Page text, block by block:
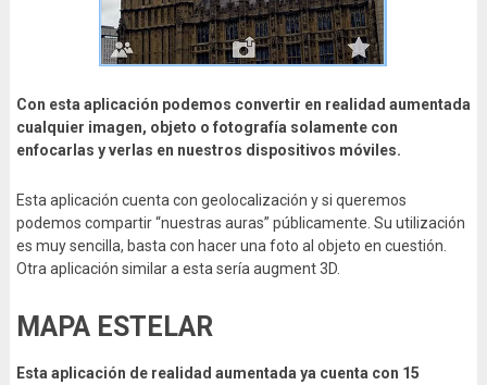
Con esta aplicación podemos convertir en realidad aumentada
cualquier imagen, objeto o fotografía solamente con
enfocarlas y verlas en nuestros dispositivos móviles.
Esta aplicación cuenta con geolocalización y si queremos
podemos compartir “nuestras auras” públicamente. Su utilización
es muy sencilla, basta con hacer una foto al objeto en cuestión.
Otra aplicación similar a esta sería augment 3D.
MAPA ESTELAR
Esta aplicación de realidad aumentada ya cuenta con 15